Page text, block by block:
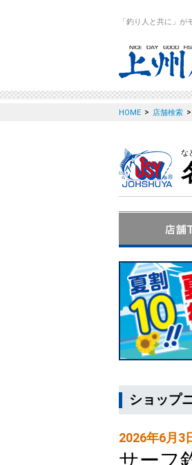
「釣り人と共に」が
HOME > 店舗検索 >
な
ショップ
2026年6月3